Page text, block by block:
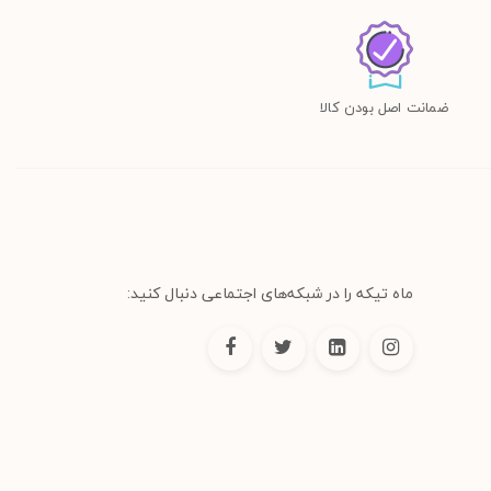
ضمانت اصل بودن کالا
ماه تیکه را در شبکه‌های اجتماعی دنبال کنید: